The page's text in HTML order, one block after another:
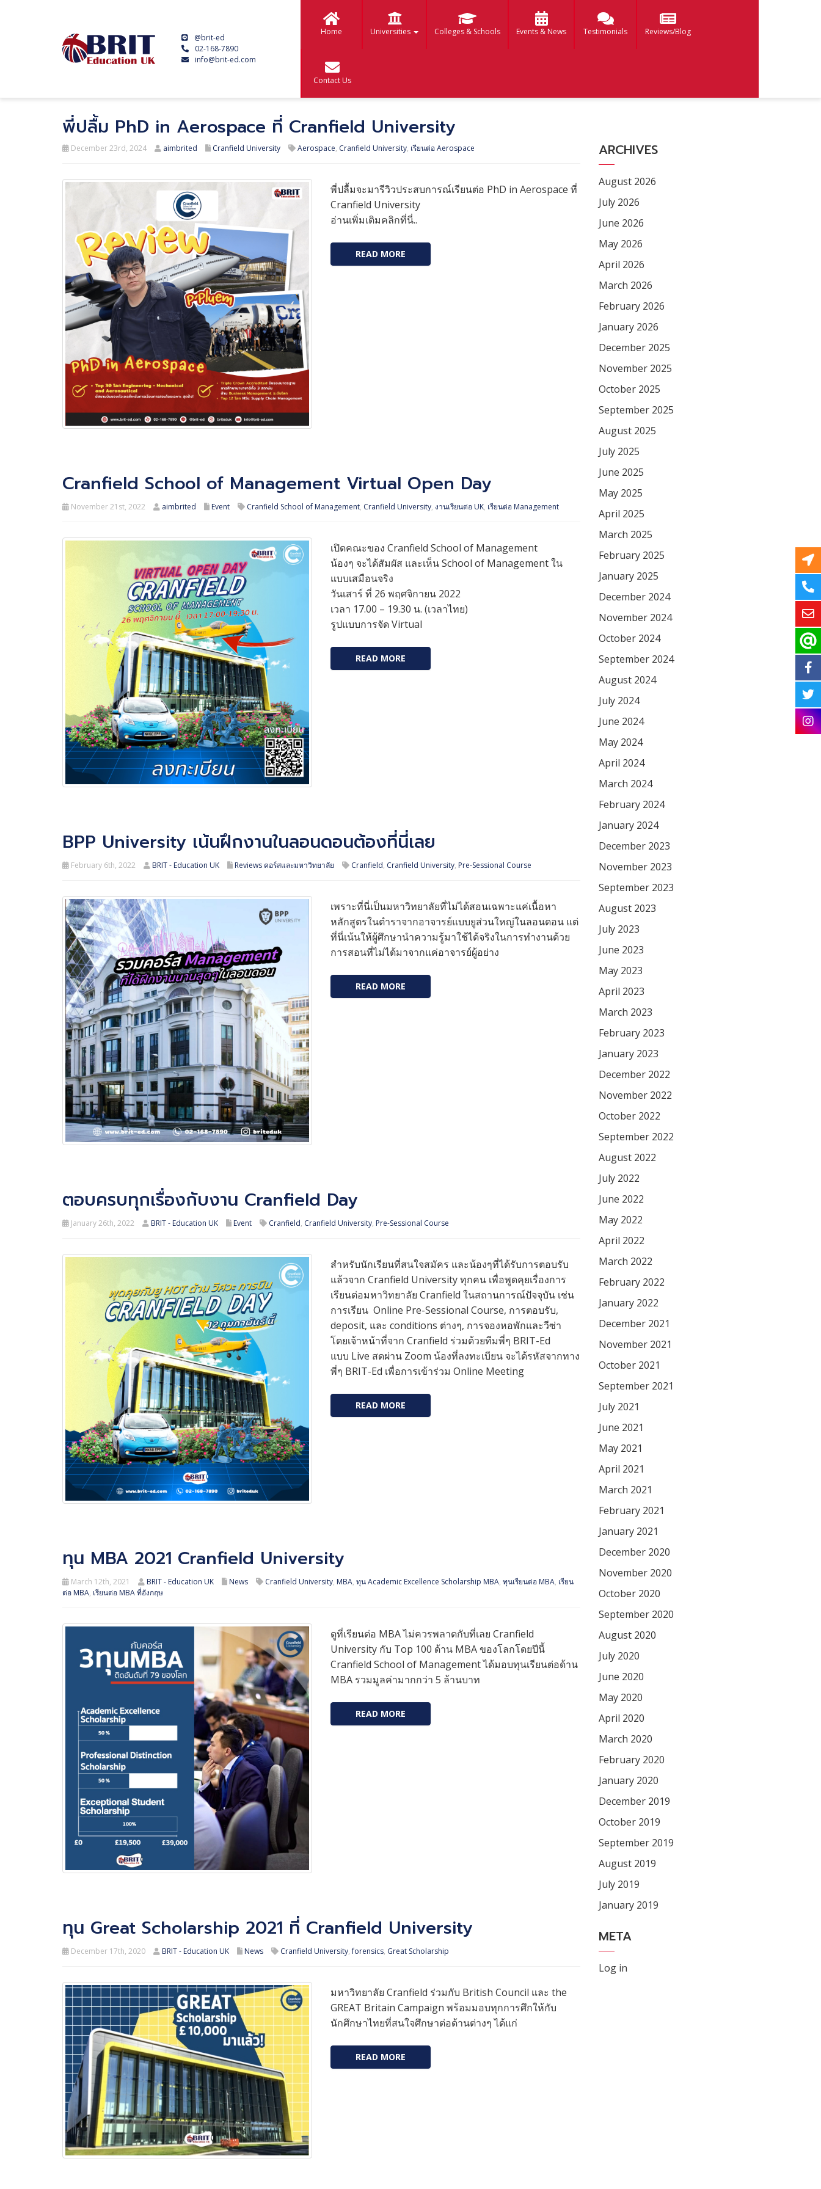
@brit-ed
02-168-7890
info@brit-ed.com
Home Universities Colleges & Schools Events & News Testimonials Reviews/Blog
Contact Us
พี่ปลื้ม PhD in Aerospace ที่ Cranfield University
December 23rd, 2024 aimbrited Cranfield University Aerospace, Cranfield University, เรียนต่อ Aerospace
พี่ปลื้มจะมารีวิวประสบการณ์เรียนต่อ PhD in Aerospace ที่
Cranfield University
อ่านเพิ่มเติมคลิกที่นี่..
READ MORE
Cranfield School of Management Virtual Open Day
November 21st, 2022 aimbrited Event Cranfield School of Management, Cranfield University, งานเรียนต่อ UK, เรียนต่อ Management
เปิดคณะของ Cranfield School of Management
น้องๆ จะได้สัมผัส และเห็น School of Management ใน
แบบเสมือนจริง
วันเสาร์ ที่ 26 พฤศจิกายน 2022
เวลา 17.00 – 19.30 น. (เวลาไทย)
รูปแบบการจัด Virtual
READ MORE
BPP University เน้นฝึกงานในลอนดอนต้องที่นี่เลย
February 6th, 2022 BRIT - Education UK Reviews คอร์สและมหาวิทยาลัย Cranfield, Cranfield University, Pre-Sessional Course
เพราะที่นี่เป็นมหาวิทยาลัยที่ไม่ได้สอนเฉพาะแค่เนื้อหา
หลักสูตรในตำราจากอาจารย์แบบยูส่วนใหญ่ในลอนดอน แต่
ที่นี่เน้นให้ผู้ศึกษานำความรู้มาใช้ได้จริงในการทำงานด้วย
การสอนที่ไม่ได้มาจากแค่อาจารย์ผู้อย่าง
READ MORE
ตอบครบทุกเรื่องกับงาน Cranfield Day
January 26th, 2022 BRIT - Education UK Event Cranfield, Cranfield University, Pre-Sessional Course
สำหรับนักเรียนที่สนใจสมัคร และน้องๆที่ได้รับการตอบรับ
แล้วจาก Cranfield University ทุกคน เพื่อพูดคุยเรื่องการ
เรียนต่อมหาวิทยาลัย Cranfield ในสถานการณ์ปัจจุบัน เช่น
การเรียน Online Pre-Sessional Course, การตอบรับ,
deposit, และ conditions ต่างๆ, การจองหอพักและวีซ่า
โดยเจ้าหน้าที่จาก Cranfield ร่วมด้วยทีมพี่ๆ BRIT-Ed
แบบ Live สดผ่าน Zoom น้องที่ลงทะเบียน จะได้รหัสจากทาง
พี่ๆ BRIT-Ed เพื่อการเข้าร่วม Online Meeting
READ MORE
ทุน MBA 2021 Cranfield University
March 12th, 2021 BRIT - Education UK News Cranfield University, MBA, ทุน Academic Excellence Scholarship MBA, ทุนเรียนต่อ MBA, เรียน
ต่อ MBA, เรียนต่อ MBA ที่อังกฤษ
ดูที่เรียนต่อ MBA ไม่ควรพลาดกับที่เลย Cranfield
University กับ Top 100 ด้าน MBA ของโลกโดยปีนี้
Cranfield School of Management ได้มอบทุนเรียนต่อด้าน
MBA รวมมูลค่ามากกว่า 5 ล้านบาท
READ MORE
ทุน Great Scholarship 2021 ที่ Cranfield University
December 17th, 2020 BRIT - Education UK News Cranfield University,forensics, Great Scholarship
มหาวิทยาลัย Cranfield ร่วมกับ British Council และ the
GREAT Britain Campaign พร้อมมอบทุกการศึกให้กับ
นักศึกษาไทยที่สนใจศึกษาต่อด้านต่างๆ ได้แก่
READ MORE
ARCHIVES
August 2026
July 2026
June 2026
May 2026
April 2026
March 2026
February 2026
January 2026
December 2025
November 2025
October 2025
September 2025
August 2025
July 2025
June 2025
May 2025
April 2025
March 2025
February 2025
January 2025
December 2024
November 2024
October 2024
September 2024
August 2024
July 2024
June 2024
May 2024
April 2024
March 2024
February 2024
January 2024
December 2023
November 2023
September 2023
August 2023
July 2023
June 2023
May 2023
April 2023
March 2023
February 2023
January 2023
December 2022
November 2022
October 2022
September 2022
August 2022
July 2022
June 2022
May 2022
April 2022
March 2022
February 2022
January 2022
December 2021
November 2021
October 2021
September 2021
July 2021
June 2021
May 2021
April 2021
March 2021
February 2021
January 2021
December 2020
November 2020
October 2020
September 2020
August 2020
July 2020
June 2020
May 2020
April 2020
March 2020
February 2020
January 2020
December 2019
October 2019
September 2019
August 2019
July 2019
January 2019
META
Log in